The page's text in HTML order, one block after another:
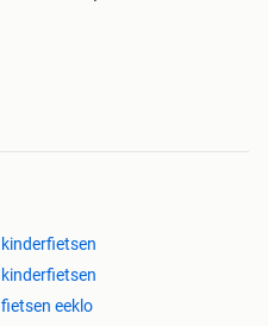
kinderfietsen
kinderfietsen
fietsen eeklo